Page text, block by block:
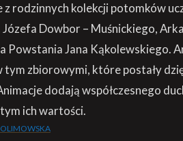
z rodzinnych kolekcji potomków
Dowbor – Muśnickiego,
Powstania Jana Kąkolewskiego.
tym zbiorowymi, które postały
dodają współczesnego
ich wartości.